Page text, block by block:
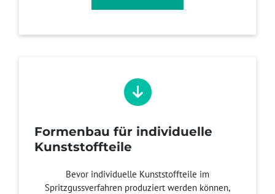
Formenbau für individuelle
Kunststoffteile
Bevor individuelle Kunststoffteile im
Spritzgussverfahren produziert werden können,